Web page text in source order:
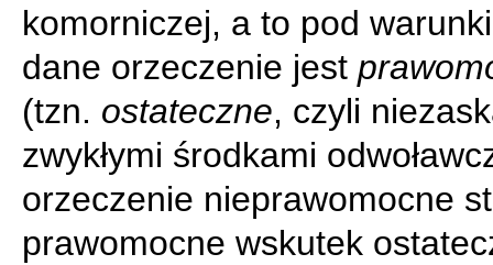
komorniczej, a to pod
dane orzeczenie jest
(tzn. ostateczne, czyli
zwykłymi środkami
orzeczenie nieprawomocne
prawomocne wskutek